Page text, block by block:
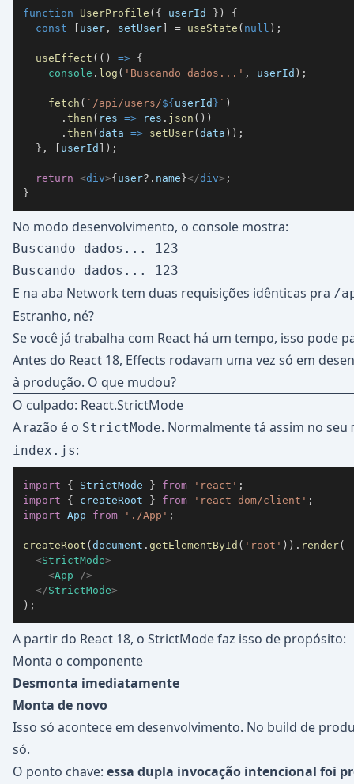
function UserProfile ( { userId } )
{
const
[ user , setUser] = useState ( null ) ;
useEffect ( ( ) => {
console . log ( 'Buscando dados...' , userId ) ;
fetch ( ` /api/users/${userId } ` )
. then ( res => res . json ( ) )
. then (data => setUser(data ) ) ;
} , [ userId ] ) ;
return <div>{user?. name}</div> ;
}
No modo desenvolvimento, o console mostra:
Buscando dados... 123
E na aba Network tem duas requisições idênticas pra /
Estranho, né?
Se você já trabalha com React há um tempo, isso pode
Antes do React 18, Effects rodavam uma vez só em
à produção. O que mudou?
O culpado: React.StrictMode
A razão é o StrictMode. Normalmente tá assim no seu
index.js:
import { StrictMode } from 'react' ;
import
{ createRoot } from 'react-dom/client' ;
import App from './App' ;
createRoot (document . getElementById ( 'root' ) ) . render(
<StrictMode>
<App
/>
</StrictMode>
) ;
A partir do React 18, o StrictMode faz isso de propósito:
Monta o componente
Desmonta imediatamente
Monta de novo
Isso só acontece em desenvolvimento. No build de
só.
O ponto chave: essa dupla invocação intencional foi